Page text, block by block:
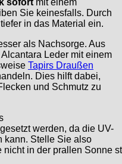
Sie keinesfalls. Durch
in das Material ein.
als Nachsorge. Aus
Leder mit einem
Tapirs Draußen
Dies hilft dabei,
und Schmutz zu
werden, da die UV-
kann. Stelle Sie also
in der prallen Sonne